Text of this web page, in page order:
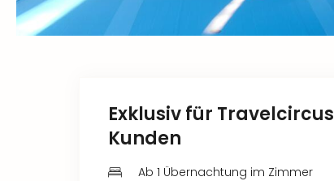
Exklusiv für Travelcircus
Kunden
Ab 1 Übernachtung im Zimmer